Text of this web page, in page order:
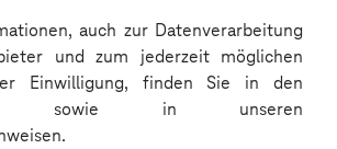
auch zur Datenverarbeitung
und zum jederzeit möglichen
Einwilligung, finden Sie in den
sowie in unseren